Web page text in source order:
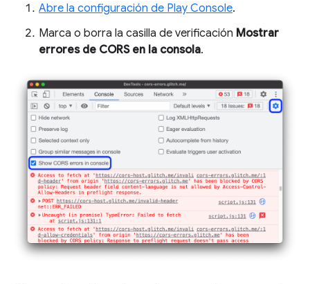
Abre la configuración de Play Console.
Marca o borra la casilla de verificación Mostrar
errores de CORS en la consola.